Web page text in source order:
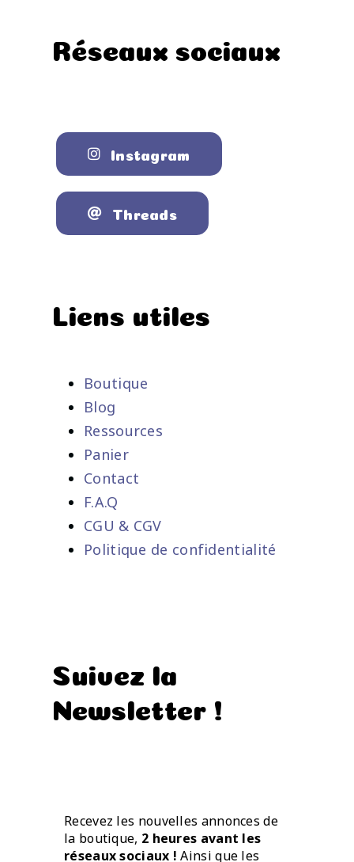
Réseaux sociaux
Instagram
Threads
Liens utiles
Boutique
Blog
Ressources
Panier
Contact
F.A.Q
CGU & CGV
Politique de confidentialité
Suivez la
Newsletter !
Recevez les nouvelles annonces de
la boutique, 2 heures avant les
réseaux sociaux ! Ainsi que les